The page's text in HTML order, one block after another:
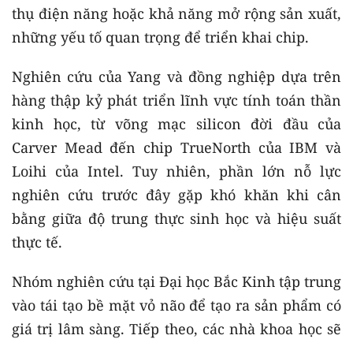
thụ điện năng hoặc khả năng mở rộng sản xuất,
những yếu tố quan trọng để triển khai chip.
Nghiên cứu của Yang và đồng nghiệp dựa trên
hàng thập kỷ phát triển lĩnh vực tính toán thần
kinh học, từ võng mạc silicon đời đầu của
Carver Mead đến chip TrueNorth của IBM và
Loihi của Intel. Tuy nhiên, phần lớn nỗ lực
nghiên cứu trước đây gặp khó khăn khi cân
bằng giữa độ trung thực sinh học và hiệu suất
thực tế.
Nhóm nghiên cứu tại Đại học Bắc Kinh tập trung
vào tái tạo bề mặt vỏ não để tạo ra sản phẩm có
giá trị lâm sàng. Tiếp theo, các nhà khoa học sẽ